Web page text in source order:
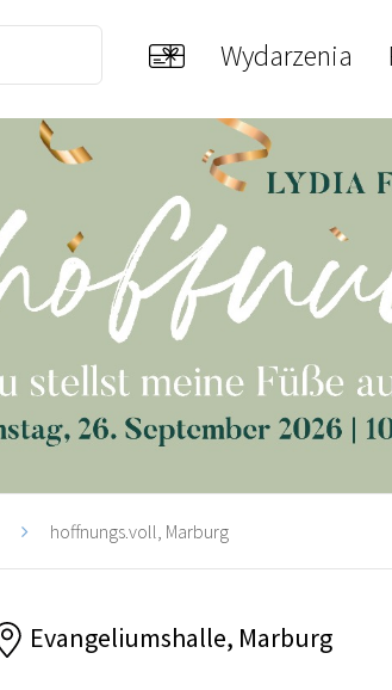
Wydarzenia
hoffnungs.voll, Marburg
Evangeliumshalle, Marburg